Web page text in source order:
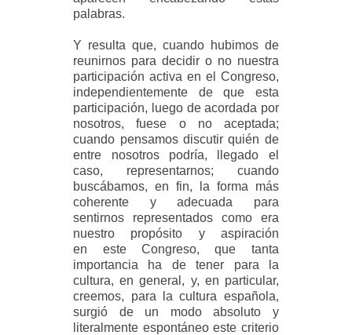
palabras.
Y resulta que, cuando hubimos de
reunirnos para decidir o no nuestra
participación activa en el Congreso,
independientemente de que esta
participación, luego de acordada por
nosotros, fuese o no aceptada;
cuando pensamos discutir quién de
entre nosotros podría, llegado el
caso, representarnos; cuando
buscábamos, en fin, la forma más
coherente y adecuada para
sentirnos representados como era
nuestro propósito y aspiración
en este Congreso, que tanta
importancia ha de tener para la
cultura, en general, y, en particular,
creemos, para la cultura española,
surgió de un modo absoluto y
literalmente espontáneo este criterio